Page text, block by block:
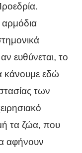
ευθύνεται, το
κάνουμε εδώ
των
τα ζώα, που
αφήνουν